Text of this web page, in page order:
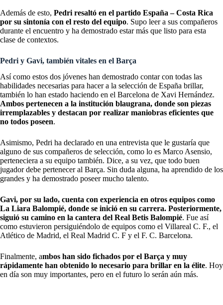
Además de esto, Pedri resaltó en el partido España – Costa Rica
por su sintonía con el resto del equipo. Supo leer a sus compañeros
durante el encuentro y ha demostrado estar más que listo para esta
clase de contextos.
Pedri y Gavi, también vitales en el Barça
Así como estos dos jóvenes han demostrado contar con todas las
habilidades necesarias para hacer a la selección de España brillar,
también lo han estado haciendo en el Barcelona de Xavi Hernández.
Ambos pertenecen a la institución blaugrana, donde son piezas
irremplazables y destacan por realizar maniobras eficientes que
no todos poseen.
Asimismo, Pedri ha declarado en una entrevista que le gustaría que
alguno de sus compañeros de selección, como lo es Marco Asensio,
perteneciera a su equipo también. Dice, a su vez, que todo buen
jugador debe pertenecer al Barça. Sin duda alguna, ha aprendido de los
grandes y ha demostrado poseer mucho talento.
Gavi, por su lado, cuenta con experiencia en otros equipos como
La Liara Balompié, donde se inició en su carrera. Posteriormente,
siguió su camino en la cantera del Real Betis Balompié. Fue así
como estuvieron persiguiéndolo de equipos como el Villareal C. F., el
Atlético de Madrid, el Real Madrid C. F y el F. C. Barcelona.
Finalmente, ambos han sido fichados por el Barça y muy
rápidamente han obtenido lo necesario para brillar en la élite. Hoy
en día son muy importantes, pero en el futuro lo serán aún más.